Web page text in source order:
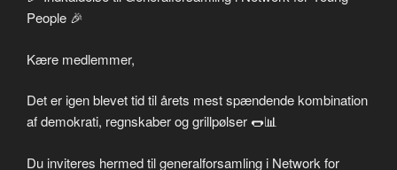
People 🎉
Kære medlemmer,
Det er igen blevet tid til årets mest spændende kombination
af demokrati, regnskaber og grillpølser 🌭📊
Du inviteres hermed til generalforsamling i Network for